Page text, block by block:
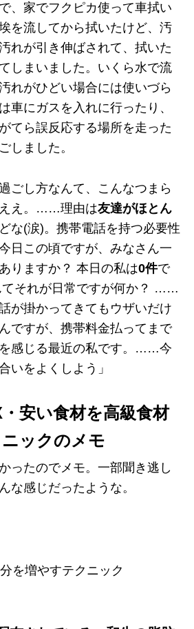
、家でフクピカ使って車拭い
を流してから拭いたけど、汚
れが引き伸ばされて、拭いた
しまいました。いくら水で流
れがひどい場合には使いづら
車にガスを入れに行ったり、
てら誤反応する場所を走った
しました。
ごし方なんて、こんなつまら
ええ。……理由は友達がほとん
な(涙)。携帯電話を持つ必要性
日この頃ですが、みなさん一
りますか？ 本日の私は0件で
てそれが日常ですが何か？ ……
が掛かってきてもウザいだけ
ですが、携帯料金払ってまで
感じる最近の私です。……今
いをよくしよう」
安い食材を高級食材
ックのメモ
ったのでメモ。一部聞き逃し
な感じだったような。
を増やすテクニック